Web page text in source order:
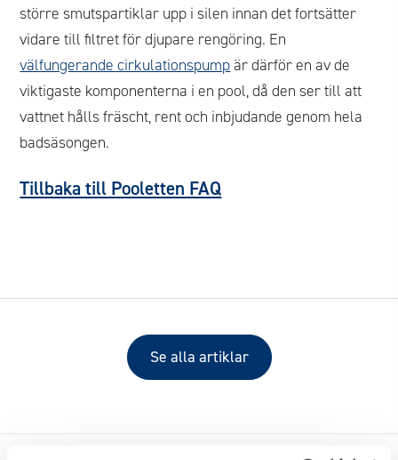
större smutspartiklar upp i silen innan det fortsätter
vidare till filtret för djupare rengöring. En
välfungerande cirkulationspumpär därför en av de
viktigaste komponenterna i en pool, då den ser till att
vattnet hålls fräscht, rent och inbjudande genom hela
badsäsongen.
Tillbaka till Pooletten FAQ
Se alla artiklar